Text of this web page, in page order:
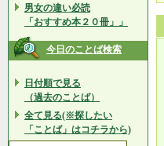
男女の違い必読
「おすすめ本２０冊」」
今日のことば検索
日付順で見る
（過去のことば）
全て見る(※探したい
「ことば」はコチラから)